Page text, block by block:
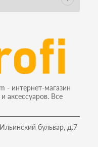
- интернет-магазин
аксессуаров. Все
бульвар, д.7